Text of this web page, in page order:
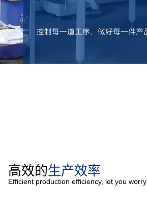
高效的生产效率
Efficient production efficiency, let you worry